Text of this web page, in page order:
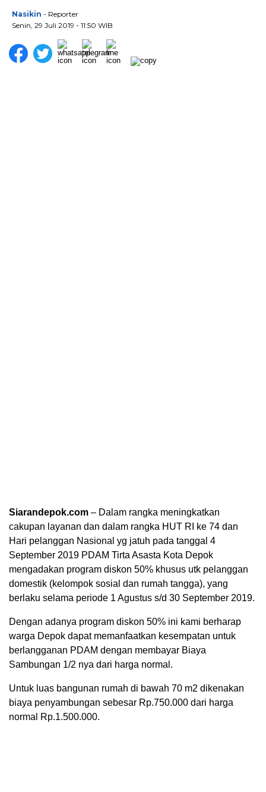
Nasikin - Reporter
Senin, 29 Juli 2019 - 11:50 WIB
Siarandepok.com – Dalam rangka meningkatkan
cakupan layanan dan dalam rangka HUT RI ke 74 dan
Hari pelanggan Nasional yg jatuh pada tanggal 4
September 2019 PDAM Tirta Asasta Kota Depok
mengadakan program diskon 50% khusus utk pelanggan
domestik (kelompok sosial dan rumah tangga), yang
berlaku selama periode 1 Agustus s/d 30 September 2019.
Dengan adanya program diskon 50% ini kami berharap
warga Depok dapat memanfaatkan kesempatan untuk
berlangganan PDAM dengan membayar Biaya
Sambungan 1/2 nya dari harga normal.
Untuk luas bangunan rumah di bawah 70 m2 dikenakan
biaya penyambungan sebesar Rp.750.000 dari harga
normal Rp.1.500.000.